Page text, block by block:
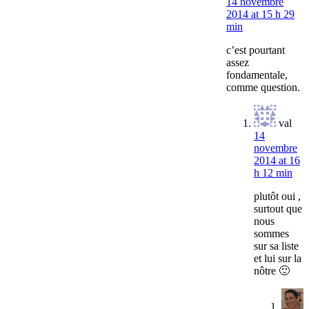
2014 at 15 h 29
min
c’est pourtant
assez
fondamentale,
comme question.
val
14
novembre
2014 at 16
h 12 min
plutôt oui ,
surtout que
nous
sommes
sur sa liste
et lui sur la
nôtre 🙂